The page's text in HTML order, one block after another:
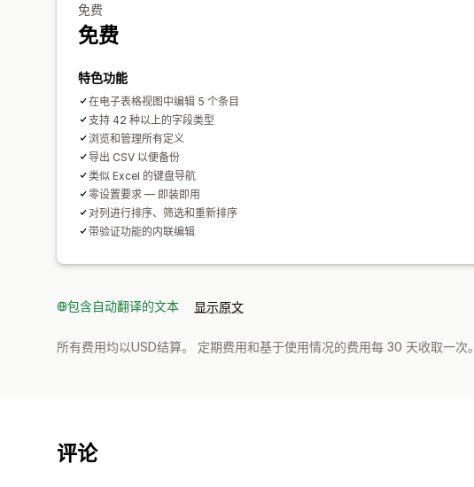
免费
免费
特色功能
在电子表格视图中编辑 5 个条目
支持 42 种以上的字段类型
浏览和管理所有定义
导出 CSV 以便备份
类似 Excel 的键盘导航
零设置要求 — 即装即用
对列进行排序、筛选和重新排序
带验证功能的内联编辑
包含自动翻译的文本 显示原文
所有费用均以USD结算。 定期费用和基于使用情况的费用每 30 天收取一次。
评论